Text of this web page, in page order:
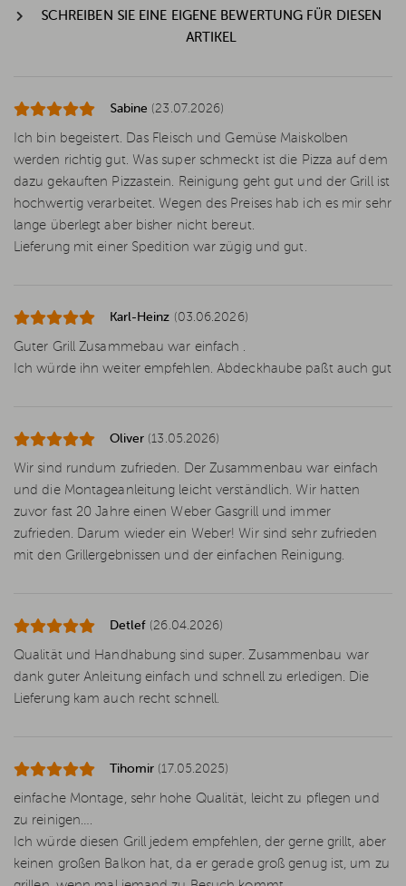
SCHREIBEN SIE EINE EIGENE BEWERTUNG FÜR DIESEN
ARTIKEL
Sabine (23.07.2026)
Ich bin begeistert. Das Fleisch und Gemüse Maiskolben
werden richtig gut. Was super schmeckt ist die Pizza auf dem
dazu gekauften Pizzastein. Reinigung geht gut und der Grill ist
hochwertig verarbeitet. Wegen des Preises hab ich es mir sehr
lange überlegt aber bisher nicht bereut.
Lieferung mit einer Spedition war zügig und gut.
Karl-Heinz (03.06.2026)
Guter Grill Zusammebau war einfach .
Ich würde ihn weiter empfehlen. Abdeckhaube paßt auch gut
Oliver (13.05.2026)
Wir sind rundum zufrieden. Der Zusammenbau war einfach
und die Montageanleitung leicht verständlich. Wir hatten
zuvor fast 20 Jahre einen Weber Gasgrill und immer
zufrieden. Darum wieder ein Weber! Wir sind sehr zufrieden
mit den Grillergebnissen und der einfachen Reinigung.
Detlef (26.04.2026)
Qualität und Handhabung sind super. Zusammenbau war
dank guter Anleitung einfach und schnell zu erledigen. Die
Lieferung kam auch recht schnell.
Tihomir (17.05.2025)
einfache Montage, sehr hohe Qualität, leicht zu pflegen und
zu reinigen….
Ich würde diesen Grill jedem empfehlen, der gerne grillt, aber
keinen großen Balkon hat, da er gerade groß genug ist, um zu